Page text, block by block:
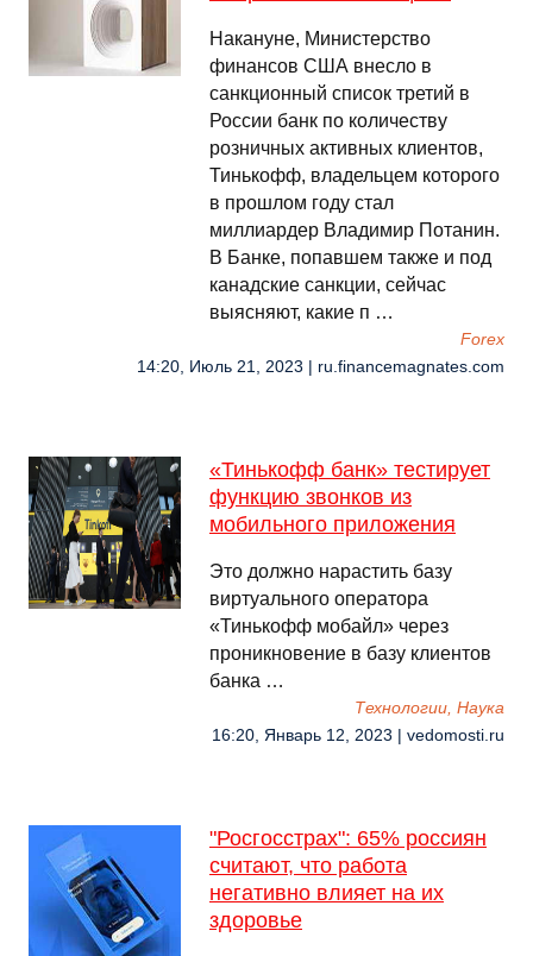
Накануне, Министерство
финансов США внесло в
санкционный список третий в
России банк по количеству
розничных активных клиентов,
Тинькофф, владельцем которого
в прошлом году стал
миллиардер Владимир Потанин.
В Банке, попавшем также и под
канадские санкции, сейчас
выясняют, какие п …
Forex
14:20, Июль 21, 2023 | ru.financemagnates.com
«Тинькофф банк» тестирует
функцию звонков из
мобильного приложения
Это должно нарастить базу
виртуального оператора
«Тинькофф мобайл» через
проникновение в базу клиентов
банка …
Технологии, Наука
16:20, Январь 12, 2023 | vedomosti.ru
"Росгосстрах": 65% россиян
считают, что работа
негативно влияет на их
здоровье